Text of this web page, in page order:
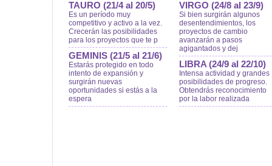
TAURO (21/4 al 20/5)
Es un período muy
competitivo y activo a la vez.
Crecerán las posibilidades
para los proyectos que te p
GEMINIS (21/5 al 21/6)
Estarás protegido en todo
intento de expansión y
surgirán nuevas
oportunidades si estás a la
espera
VIRGO (24/8 al 23/9)
Si bien surgirán algunos
desentendimientos, los
proyectos de cambio
avanzarán a pasos
agigantados y dej
LIBRA (24/9 al 22/10)
Intensa actividad y grandes
posibilidades de progreso.
Obtendrás reconocimiento
por la labor realizada